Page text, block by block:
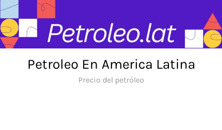
Skip
to
content
Petroleo En America Latina
Precio del petróleo